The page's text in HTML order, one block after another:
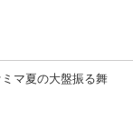
マ夏の大盤振る舞